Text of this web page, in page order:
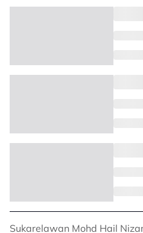
Sukarelawan Mohd Hail